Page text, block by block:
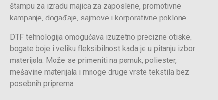
štampu za izradu majica za zaposlene, promotivne
kampanje, događaje, sajmove i korporativne poklone.
DTF tehnologija omogućava izuzetno precizne otiske,
bogate boje i veliku fleksibilnost kada je u pitanju izbor
materijala. Može se primeniti na pamuk, poliester,
mešavine materijala i mnoge druge vrste tekstila bez
posebnih priprema.